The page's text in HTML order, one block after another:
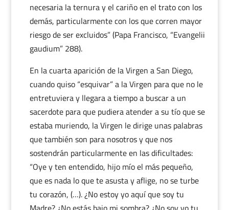
necesaria la ternura y el cariño en el trato con los
demás, particularmente con los que corren mayor
riesgo de ser excluidos” (Papa Francisco, “Evangelii
gaudium” 288).
En la cuarta aparición de la Virgen a San Diego,
cuando quiso “esquivar” a la Virgen para que no le
entretuviera y llegara a tiempo a buscar a un
sacerdote para que pudiera atender a su tío que se
estaba muriendo, la Virgen le dirige unas palabras
que también son para nosotros y que nos
sostendrán particularmente en las dificultades:
“Oye y ten entendido, hijo mío el más pequeño,
que es nada lo que te asusta y aflige, no se turbe
tu corazón, (…). ¿No estoy yo aquí que soy tu